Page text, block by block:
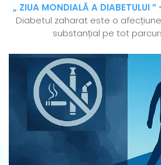
„ ZIUA MONDIALĂ A DIABETULUI
Diabetul zaharat este o
substanțial pe tot